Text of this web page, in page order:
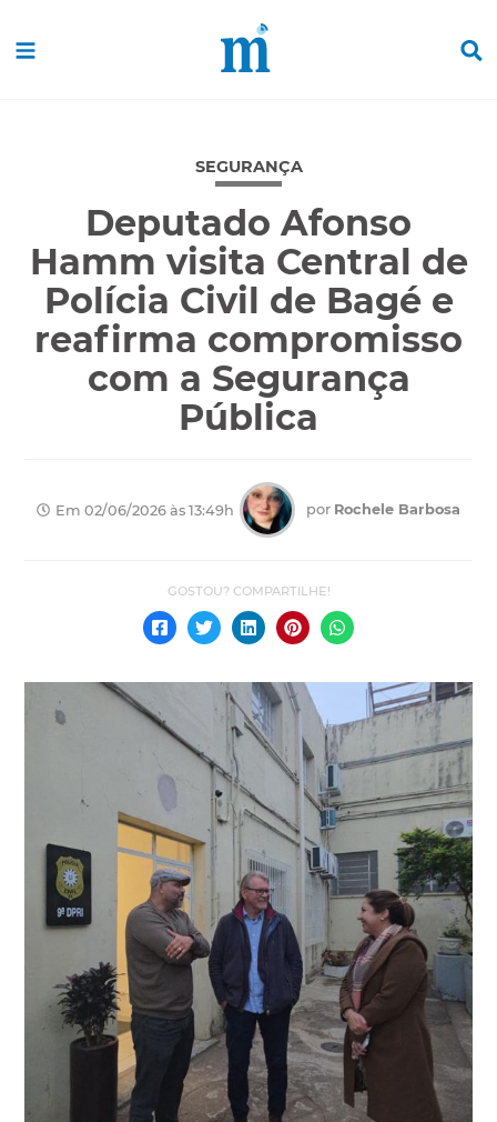
SEGURANÇA
Deputado Afonso
Hamm visita Central de
Polícia Civil de Bagé e
reafirma compromisso
com a Segurança
Pública
Em 02/06/2026 às 13:49h por Rochele Barbosa